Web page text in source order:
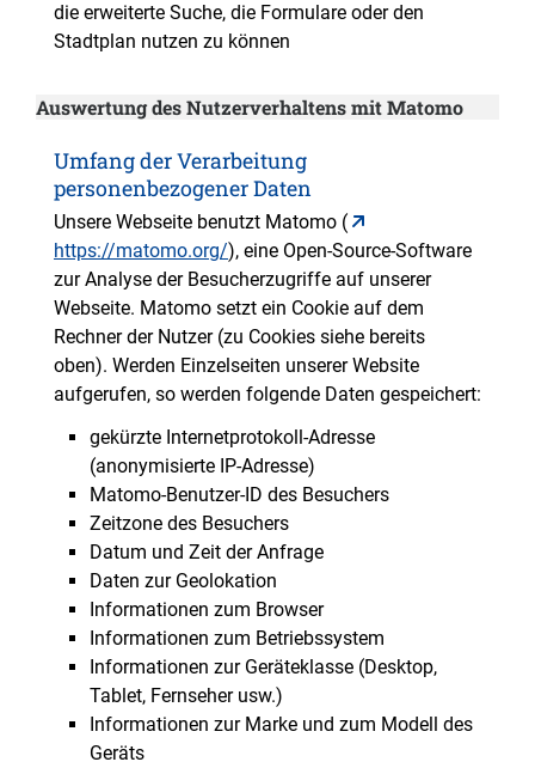
die erweiterte Suche, die Formulare oder den
Stadtplan nutzen zu können
Auswertung des Nutzerverhaltens mit Matomo
Umfang der Verarbeitung
personenbezogener Daten
Unsere Webseite benutzt Matomo (
https://matomo.org/), eine Open-Source-Software
zur Analyse der Besucherzugriffe auf unserer
Webseite. Matomo setzt ein Cookie auf dem
Rechner der Nutzer (zu Cookies siehe bereits
oben). Werden Einzelseiten unserer Website
aufgerufen, so werden folgende Daten gespeichert:
gekürzte Internetprotokoll-Adresse
(anonymisierte IP-Adresse)
Matomo-Benutzer-ID des Besuchers
Zeitzone des Besuchers
Datum und Zeit der Anfrage
Daten zur Geolokation
Informationen zum Browser
Informationen zum Betriebssystem
Informationen zur Geräteklasse (Desktop,
Tablet, Fernseher usw.)
Informationen zur Marke und zum Modell des
Geräts